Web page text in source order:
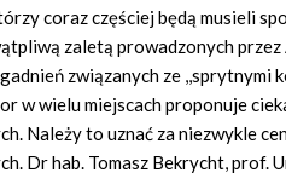
coraz częściej będą musieli
zaletą prowadzonych
związanych ze
w wielu miejscach proponuje
Należy to uznać za niezwykle
Dr hab. Tomasz Bekrycht, prof.